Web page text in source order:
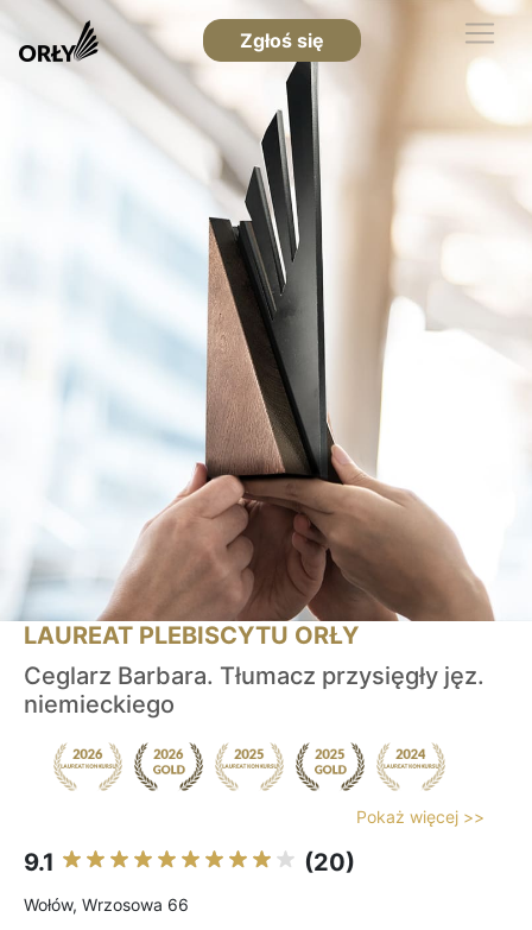
Zgłoś się
LAUREAT PLEBISCYTU ORŁY
Ceglarz Barbara. Tłumacz przysięgły jęz.
niemieckiego
Pokaż więcej >>
9.1 (20)
Wołów, Wrzosowa 66